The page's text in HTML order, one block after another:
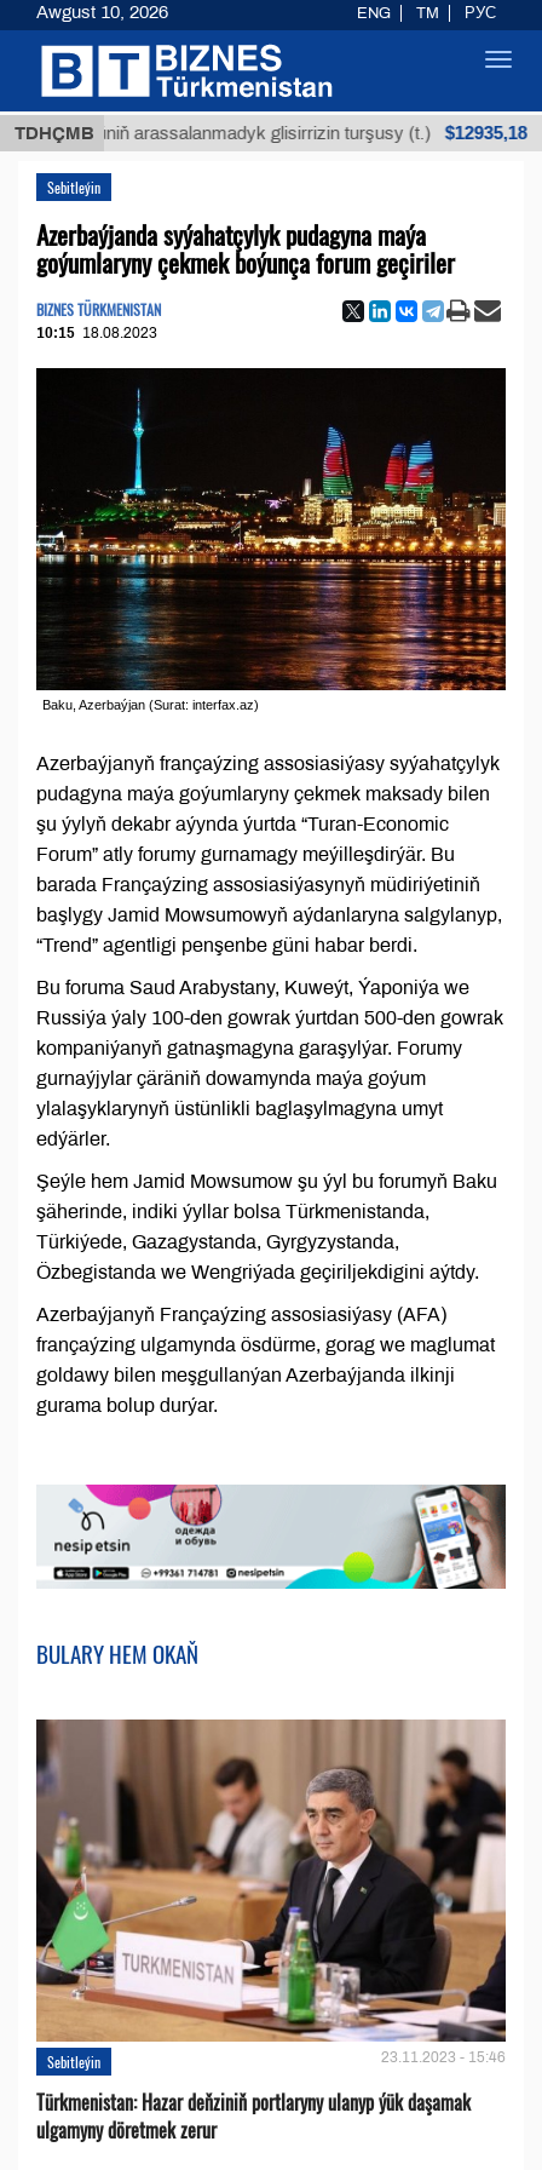
TDHÇMB
köküniň arassalanmadyk glisirrizin turşusy (t.) $12935,18
Sebitleýin
Azerbaýjanda syýahatçylyk pudagyna maýa
goýumlaryny çekmek boýunça forum geçiriler
BIZNES TÜRKMENISTAN
10:15 18.08.2023
Baku, Azerbaýjan (Surat: interfax.az)
Azerbaýjanyň françaýzing assosiasiýasy syýahatçylyk
pudagyna maýa goýumlaryny çekmek maksady bilen
şu ýylyň dekabr aýynda ýurtda “Turan-Economic
Forum” atly forumy gurnamagy meýilleşdirýär. Bu
barada Françaýzing assosiasiýasynyň müdiriýetiniň
başlygy Jamid Mowsumowyň aýdanlaryna salgylanyp,
“Trend” agentligi penşenbe güni habar berdi.
Bu foruma Saud Arabystany, Kuweýt, Ýaponiýa we
Russiýa ýaly 100-den gowrak ýurtdan 500-den gowrak
kompaniýanyň gatnaşmagyna garaşylýar. Forumy
gurnaýjylar çäräniň dowamynda maýa goýum
ylalaşyklarynyň üstünlikli baglaşylmagyna umyt
edýärler.
Şeýle hem Jamid Mowsumow şu ýyl bu forumyň Baku
şäherinde, indiki ýyllar bolsa Türkmenistanda,
Türkiýede, Gazagystanda, Gyrgyzystanda,
Özbegistanda we Wengriýada geçiriljekdigini aýtdy.
Azerbaýjanyň Françaýzing assosiasiýasy (AFA)
françaýzing ulgamynda ösdürme, gorag we maglumat
goldawy bilen meşgullanýan Azerbaýjanda ilkinji
gurama bolup durýar.
BULARY HEM OKAŇ
Sebitleýin 23.11.2023 - 15:46
Türkmenistan: Hazar deňziniň portlaryny ulanyp ýük daşamak
ulgamyny döretmek zerur
Awgust 10, 2026 ENG TM РУС